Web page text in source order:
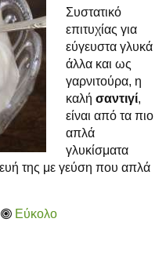
Συστατικό
επιτυχίας για
εύγευστα γλυκά
άλλα και ως
γαρνιτούρα, η
καλή σαντιγί,
είναι από τα πιο
απλά
γλυκίσματα
της με γεύση που απλά
Εύκολο